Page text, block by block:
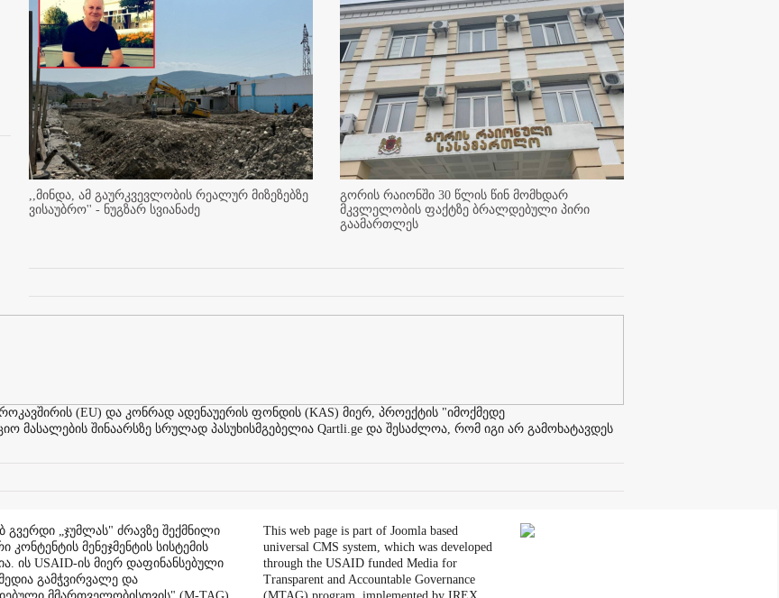
,,მინდა, ამ გაურკვევლობის რეალურ მიზეზებზე
ვისაუბრო'' - ნუგზარ სვიანაძე
გორის რაიონში 30 წლის წინ მომხდარ
მკვლელობის ფაქტზე ბრალდებული პირი
გაამართლეს
(EU) და კონრად ადენაუერის ფონდის (KAS) მიერ, პროექტის "იმოქმედე
მასალების შინაარსზე სრულად პასუხისმგებელია Qartli.ge და შესაძლოა, რომ იგი არ გამოხატავდეს
გვერდი „ჯუმლას" ძრავზე შექმნილი
კონტენტის მენეჯმენტის სისტემის
ის USAID-ის მიერ დაფინანსებული
გამჭვირვალე და
This web page is part of Joomla based
universal CMS system, which was developed
through the USAID funded Media for
Transparent and Accountable Governance